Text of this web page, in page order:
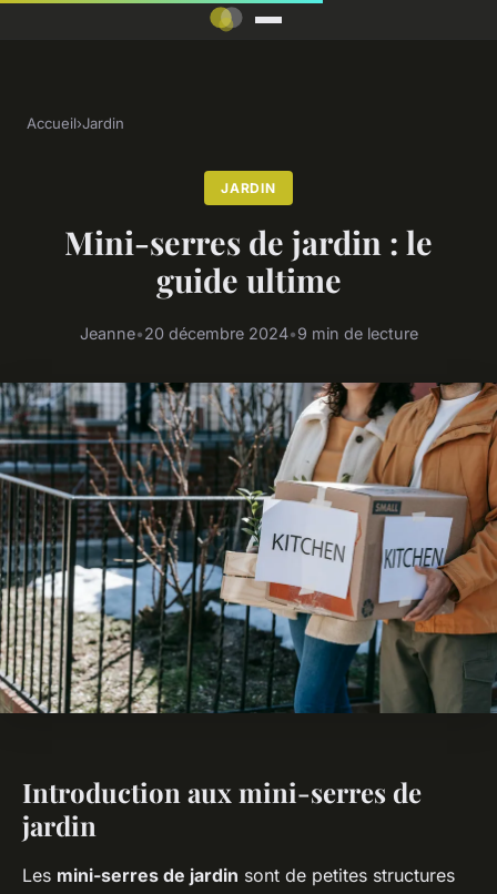
Accueil›Jardin
JARDIN
Mini-serres de jardin : le
guide ultime
Jeanne•20 décembre 2024•9 min de lecture
Introduction aux mini-serres de
jardin
Les mini-serres de jardin sont de petites structures